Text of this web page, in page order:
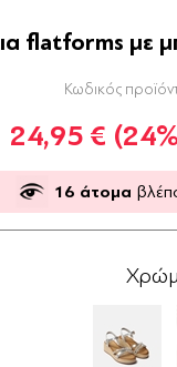
flatforms με
Κωδικός
24,95 €
16 άτομα